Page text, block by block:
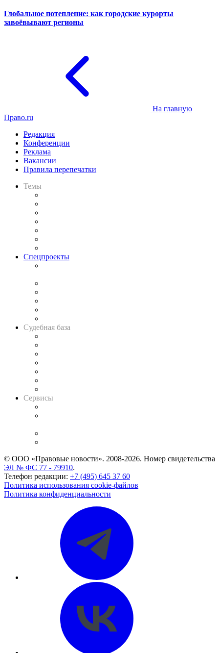
Глобальное потепление: как городские курорты
завоёвывают регионы
На главную
Право.ru
Редакция
Конференции
Реклама
Вакансии
Правила перепечатки
Темы
Спецпроекты
Судебная база
Сервисы
© ООО «Правовые новости». 2008-2026. Номер свидетельства
ЭЛ № ФС 77 - 79910.
Телефон редакции: +7 (495) 645 37 60
Политика использования cookie-файлов
Политика конфиденциальности